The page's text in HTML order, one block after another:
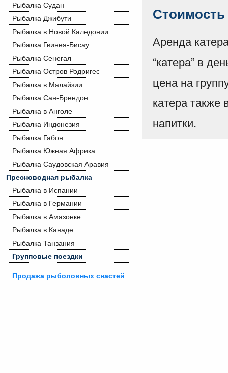
Рыбалка Судан
Рыбалка Джибути
Рыбалка в Новой Каледонии
Рыбалка Гвинея-Бисау
Рыбалка Сенегал
Рыбалка Остров Родригес
Рыбалка в Малайзии
Рыбалка Сан-Брендон
Рыбалка в Анголе
Рыбалка Индонезия
Рыбалка Габон
Рыбалка Южная Африка
Рыбалка Саудовская Аравия
Пресноводная рыбалка
Рыбалка в Испании
Рыбалка в Германии
Рыбалка в Амазонке
Рыбалка в Канаде
Рыбалка Танзания
Групповые поездки
Продажа рыболовных снастей
Аренда
“катера” в
цена на
катера
напитки.